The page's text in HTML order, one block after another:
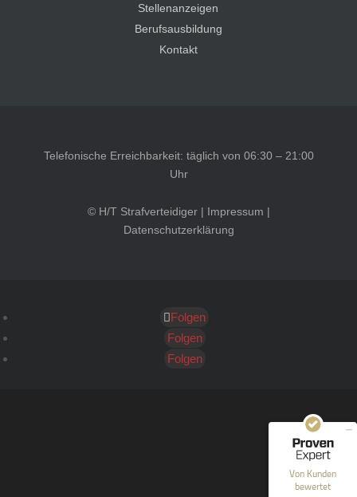
Stellenanzeigen
Berufsausbildung
Kontakt
Telefonische Erreichbarkeit: täglich von 06:30 – 21:00
Uhr
© H/T Strafverteidiger | Impressum |
Datenschutzerklärung
Folgen
Folgen
Folgen
Von Kunden
bewertet
Kundenbewertungen und Erfahrungen zu
SEHR GUT
40
Bewertungen auf
ProvenExpert.com